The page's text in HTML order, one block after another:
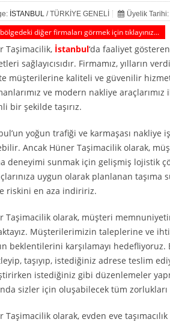
İSTANBUL/ TÜRKİYE GENELİ Üyelik
diğer firmaları görmek için tıklayınız...
Taşimacilik, İstanbul‘da faaliyet
sağlayıcısıdır. Firmamız, yılların
müşterilerine kaliteli ve güvenilir
ve modern nakliye
bir şekilde taşırız.
yoğun trafiği ve karmaşası nakliye
Ancak Hüner Taşimacilik olarak,
deneyimi sunmak için gelişmiş lojistik
uygun olarak planlanan taşıma
riskini en aza indiririz.
Taşimacilik olarak, müşteri
Müşterilerimizin taleplerine ve
beklentilerini karşılamayı hedefliyoruz.
taşıyıp, istediğiniz adrese teslim
istediğiniz gibi düzenlemeler
sizler için oluşabilecek tüm
Taşimacilik olarak, evden eve